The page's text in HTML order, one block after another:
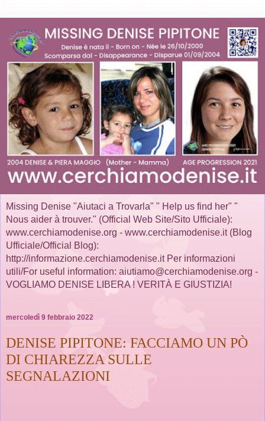
Missing Denise "Aiutaci a Trovarla" " Help us find her" "
Nous aider à trouver." (Official Web Site/Sito Ufficiale):
www.cerchiamodenise.org - www.cerchiamodenise.it (Blog
Ufficiale/Official Blog):
http://informazione.cerchiamodenise.it Per informazioni
utili/For useful information: aiutiamo@cerchiamodenise.org -
VOGLIAMO DENISE LIBERA ! VERITÀ E GIUSTIZIA!
mercoledì 9 febbraio 2022
DENISE PIPITONE: FACCIAMO UN PÒ
DI CHIAREZZA SULLE
SEGNALAZIONI